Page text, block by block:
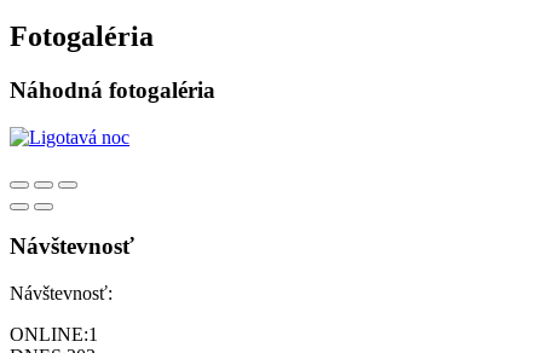
Fotogaléria
Náhodná fotogaléria
Návštevnosť
Návštevnosť:
ONLINE:1